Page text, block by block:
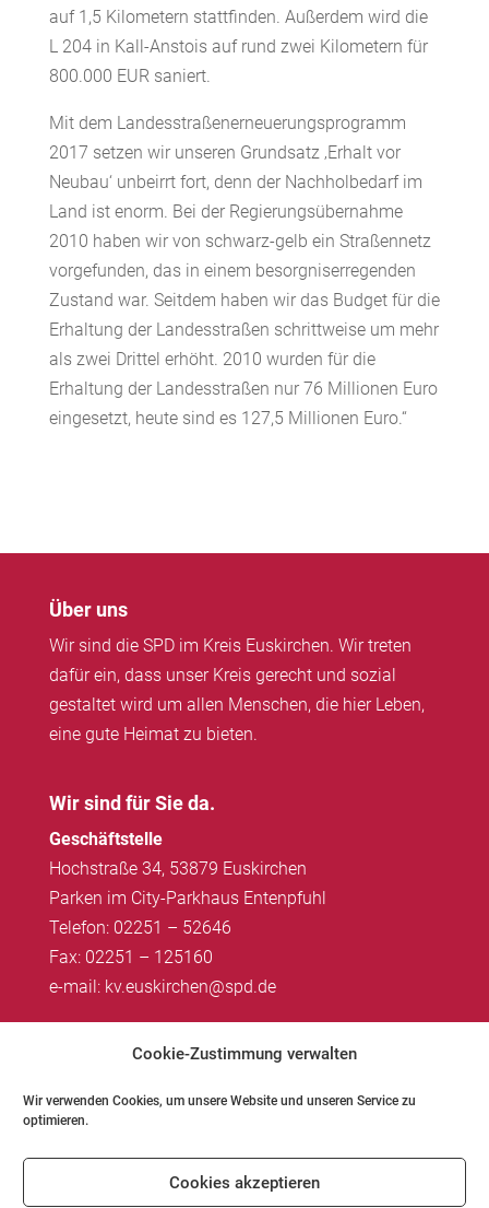
Cookie-Zustimmung verwalten
Wir verwenden Cookies, um unsere Website und unseren Service zu
optimieren.
Cookies akzeptieren
auf 1,5 Kilometern stattfinden. Außerdem wird die
L 204 in Kall-Anstois auf rund zwei Kilometern für
800.000 EUR saniert.
Mit dem Landesstraßenerneuerungsprogramm
2017 setzen wir unseren Grundsatz ‚Erhalt vor
Neubau‘ unbeirrt fort, denn der Nachholbedarf im
Land ist enorm. Bei der Regierungsübernahme
2010 haben wir von schwarz-gelb ein Straßennetz
vorgefunden, das in einem besorgniserregenden
Zustand war. Seitdem haben wir das Budget für die
Erhaltung der Landesstraßen schrittweise um mehr
als zwei Drittel erhöht. 2010 wurden für die
Erhaltung der Landesstraßen nur 76 Millionen Euro
eingesetzt, heute sind es 127,5 Millionen Euro.“
Über uns
Wir sind die SPD im Kreis Euskirchen. Wir treten
dafür ein, dass unser Kreis gerecht und sozial
gestaltet wird um allen Menschen, die hier Leben,
eine gute Heimat zu bieten.
Wir sind für Sie da.
Geschäftstelle
Hochstraße 34, 53879 Euskirchen
Parken im City-Parkhaus Entenpfuhl
Telefon: 02251 – 52646
Fax: 02251 – 125160
e-mail: kv.euskirchen@spd.de
Impressum Datenschutz
Cookie-Richtlinie (EU)